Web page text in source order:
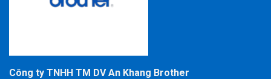
Công ty TNHH TM DV An Khang Brother